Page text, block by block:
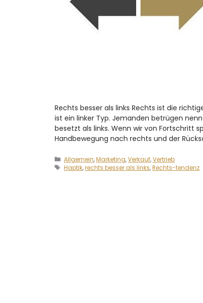
Rechts besser als links Rechts ist die
ist ein linker Typ. Jemanden betrügen
besetzt als links. Wenn wir von Fortschritt
Handbewegung nach rechts und der
Allgemein,Marketing,Verkauf,Vertrieb
Haptik,rechts besser als links,Rechts-tendenz